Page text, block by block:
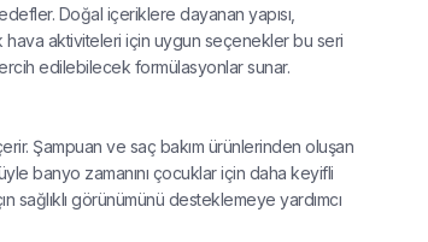
Doğal içeriklere dayanan yapısı,
hava aktiviteleri için uygun seçenekler bu seri
edilebilecek formülasyonlar sunar.
Şampuan ve saç bakım ürünlerinden oluşan
banyo zamanını çocuklar için daha keyifli
görünümünü desteklemeye yardımcı